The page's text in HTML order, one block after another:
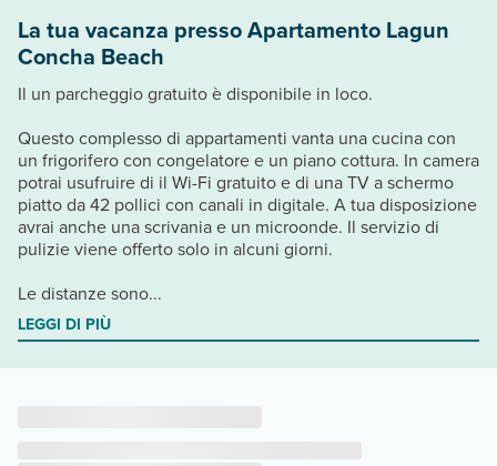
La tua vacanza presso Apartamento Lagun
Concha Beach
Il un parcheggio gratuito è disponibile in loco.
Questo complesso di appartamenti vanta una cucina con
un frigorifero con congelatore e un piano cottura. In camera
potrai usufruire di il Wi-Fi gratuito e di una TV a schermo
piatto da 42 pollici con canali in digitale. A tua disposizione
avrai anche una scrivania e un microonde. Il servizio di
pulizie viene offerto solo in alcuni giorni.
Le distanze sono...
LEGGI DI PIÙ